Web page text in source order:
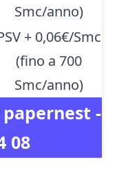
-
08
Smc/anno)
+ 0,06€/Smc
(fino a 700
Smc/anno)